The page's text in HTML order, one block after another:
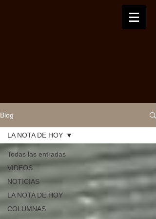
Blog
Todas las entradas
VIDEOS
NOTICIAS
LA NOTA DE HOY
COLUMNAS
LA NOTA DE HOY